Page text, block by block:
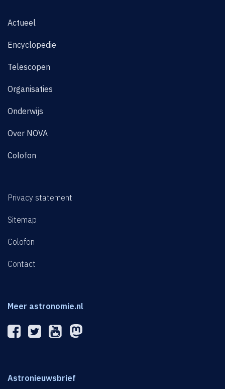
Actueel
Encyclopedie
Telescopen
Organisaties
Onderwijs
Over NOVA
Colofon
Privacy statement
Sitemap
Colofon
Contact
Meer astronomie.nl
Astronieuwsbrief